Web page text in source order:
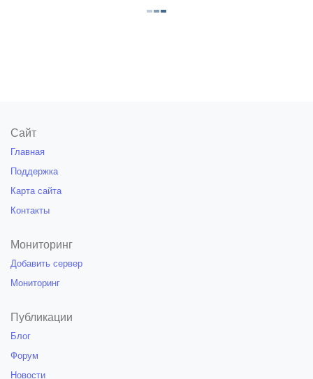
Сайт
Главная
Поддержка
Карта сайта
Контакты
Мониторинг
Добавить сервер
Мониторинг
Публикации
Блог
Форум
Новости